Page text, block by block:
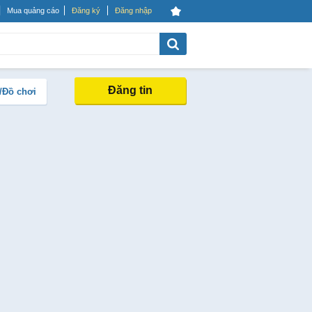
Mua quảng cáo Đăng ký Đăng nhập
Đồ chơi Đăng tin